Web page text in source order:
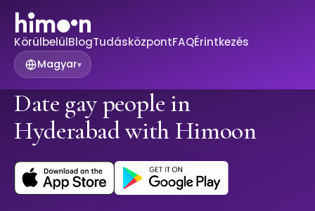
KörülbelülBlogTudásközpontFAQÉrintkezés
Magyar▾
Date gay people in
Hyderabad with Himoon